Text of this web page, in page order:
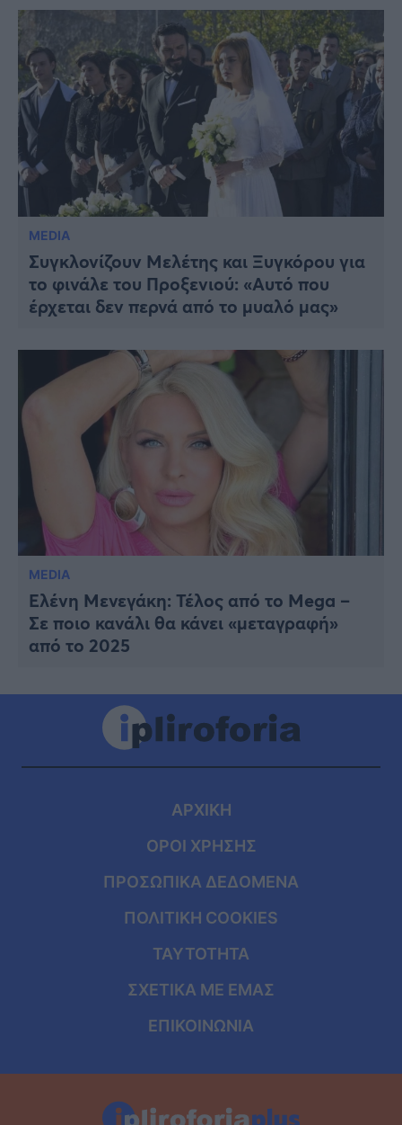
MEDIA
Συγκλονίζουν Μελέτης και Ξυγκόρου για
το φινάλε του Προξενιού: «Αυτό που
έρχεται δεν περνά από το μυαλό μας»
MEDIA
Ελένη Μενεγάκη: Τέλος από το Mega –
Σε ποιο κανάλι θα κάνει «μεταγραφή»
από το 2025
ΑΡΧΙΚΗ
ΟΡΟΙ ΧΡΗΣΗΣ
ΠΡΟΣΩΠΙΚΑ ΔΕΔΟΜΕΝΑ
ΠΟΛΙΤΙΚΗ COOKIES
ΤΑΥΤΟΤΗΤΑ
ΣΧΕΤΙΚΑ ΜΕ ΕΜΑΣ
ΕΠΙΚΟΙΝΩΝΙΑ